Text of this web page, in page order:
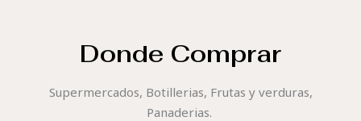
Donde Comprar
Supermercados, Botillerias, Frutas y verduras,
Panaderias.